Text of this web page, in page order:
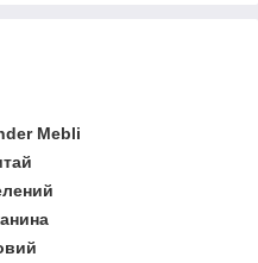
Mebli